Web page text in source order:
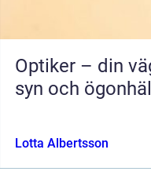
Optiker – din
syn och
Lotta Albertsson